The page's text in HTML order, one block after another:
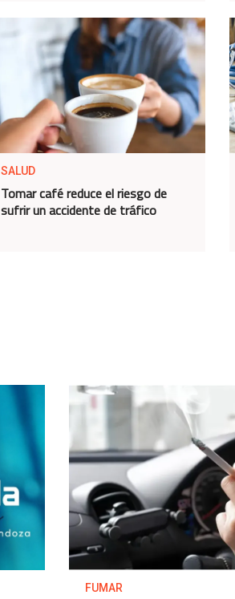
SALUD
Tomar café reduce el riesgo de
sufrir un accidente de tráfico
FUMAR